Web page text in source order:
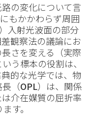
の変化について言
もかかわらず周囲
入射光波面の部分
観察法の議論にお
さを変える（実際
う標本の役割は、
的な光学では、物
（OPL）は、関係
介在媒質の屈折率
す。